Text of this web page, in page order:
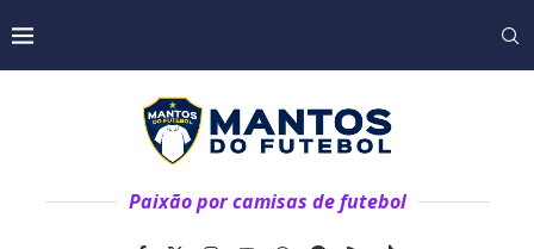
Paixão por camisas de futebol